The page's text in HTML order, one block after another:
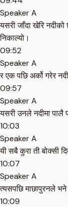
Speaker A
यसरी जाँदा खेरि
निकाल्यो।
09:52
Speaker A
र एक पछि अर्को गरेर
09:57
Speaker A
यसरी उनले नदीमा पालै
10:03
Speaker A
यी सबै कुरा ती बोक्सी
10:07
Speaker A
त्यसपछि माछापुरनले
10:09